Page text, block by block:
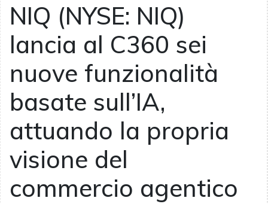
NIQ (NYSE: NIQ)
lancia al C360 sei
nuove funzionalità
basate sull’IA,
attuando la propria
visione del
commercio agentico